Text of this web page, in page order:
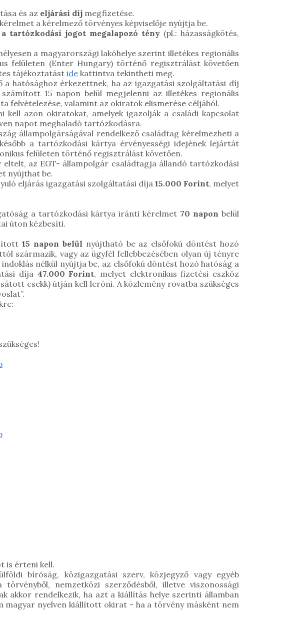
és az eljárási díj megfizetése.
a kérelmező törvényes képviselője nyújtja be.
tartózkodási jogot megalapozó tény(pl.: házasságkötés,
a magyarországi lakóhelye szerint illetékes regionális
felületen (Enter Hungary) történő regisztrálást követően
tájékoztatást ide kattintva tekintheti meg.
hatósághoz érkezettnek, ha az igazgatási szolgáltatási díj
15 napon belül megjelenni az illetékes regionális
felvételezése, valamint az okiratok elismerése céljából.
azon okiratokat, amelyek igazolják a családi kapcsolat
napot meghaladó tartózkodásra.
állampolgárságával rendelkező családtag kérelmezheti a
a tartózkodási kártya érvényességi idejének lejártát
felületen történő regisztrálást követően.
az EGT- állampolgár családtagja állandó tartózkodási
nyújthat be.
eljárás igazgatási szolgáltatási díja 15.000 Forint, melyet
a tartózkodási kártya iránti kérelmet 70 napon belül
úton kézbesíti.
15 napon belül nyújtható be az elsőfokú döntést hozó
származik, vagy az ügyfél fellebbezésében olyan új tényre
nélkül nyújtja be, az elsőfokú döntést hozó hatóság a
díja 47.000 Forint, melyet elektronikus fizetési eszköz
csekk) útján kell leróni. A közlemény rovatba szükséges
is érteni kell.
bíróság, közigazgatási szerv, közjegyző vagy egyéb
nemzetközi szerződésből, illetve viszonossági
akkor rendelkezik, ha azt a kiállítás helye szerinti államban
magyar nyelven kiállított okirat - ha a törvény másként nem